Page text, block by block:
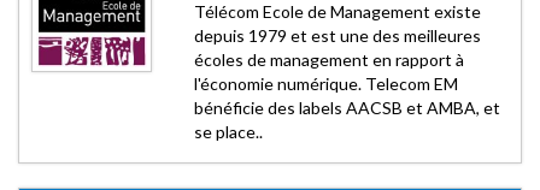
Télécom Ecole de Management existe
depuis 1979 et est une des meilleures
écoles de management en rapport à
l'économie numérique. Telecom EM
bénéficie des labels AACSB et AMBA, et
se place..